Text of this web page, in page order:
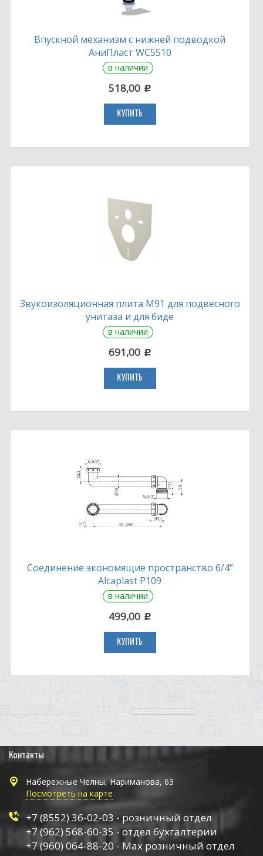
Впускной механизм с нижней подводкой
АниПласт WC5510
в наличии
518,00 c
КУПИТЬ
Звукоизоляционная плита M91 для подвесного
унитаза и для биде
в наличии
691,00 c
КУПИТЬ
Соединение экономящие пространство 6/4”
Alcaplast P109
в наличии
499,00 c
КУПИТЬ
Контакты
Набережные Челны, Нариманова, 63
Посмотреть на карте
+7 (8552) 36-02-03 - розничный отдел
+7 (962) 568-60-35 - отдел бухгалтерии
+7 (960) 064-88-20 - Max розничный отдел